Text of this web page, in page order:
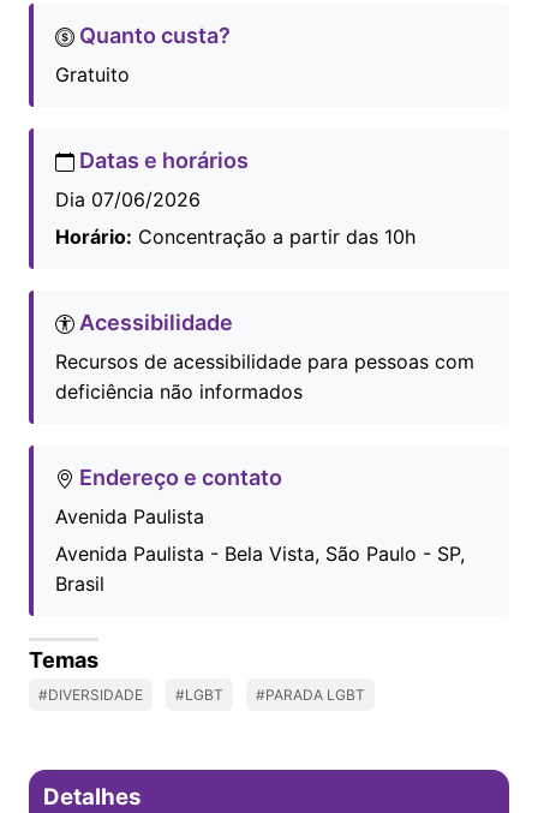
Quanto custa?
Gratuito
Datas e horários
Dia 07/06/2026
Horário: Concentração a partir das 10h
Acessibilidade
Recursos de acessibilidade para pessoas com
deficiência não informados
Endereço e contato
Avenida Paulista
Avenida Paulista - Bela Vista, São Paulo - SP,
Brasil
Temas
#DIVERSIDADE #LGBT #PARADA LGBT
Detalhes